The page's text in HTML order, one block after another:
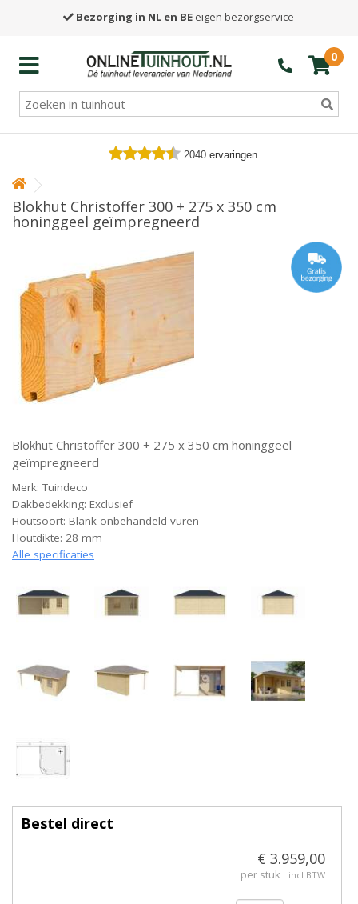
Bezorging in NL en BE eigen bezorgservice
0
2040 ervaringen
Blokhut Christoffer 300 + 275 x 350 cm
honinggeel geïmpregneerd
Blokhut Christoffer 300 + 275 x 350 cm honinggeel
geïmpregneerd
Merk: Tuindeco
Dakbedekking: Exclusief
Houtsoort: Blank onbehandeld vuren
Houtdikte: 28 mm
Alle specificaties
Bestel direct
€ 3.959,00
per stuk incl BTW